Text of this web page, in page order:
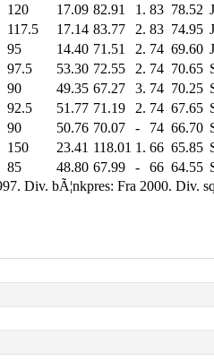
120 17.09 82.91 1. 83 78.52 J
117.5 17.14 83.77 2. 83 74.95 J
95 14.40 71.51 2. 74 69.60 J
97.5 53.30 72.55 2. 74 70.65
90 49.35 67.27 3. 74 70.25
92.5 51.77 71.19 2. 74 67.65
90 50.76 70.07 - 74 66.70
150 23.41 118.01 1. 66 65.85
85 48.80 67.99 - 66 64.55
Div. bÃ¦nkpres: Fra 2000. Div.